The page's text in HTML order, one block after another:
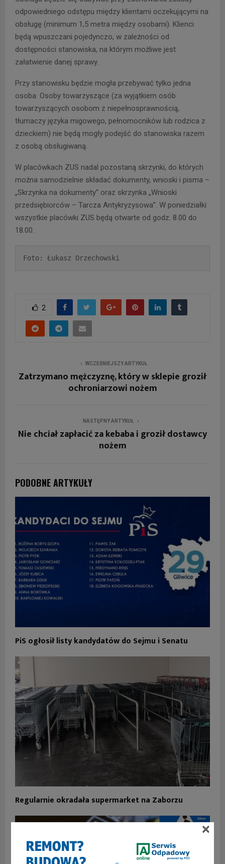
odpowiedniego odstępu między klientami oczekującymi na
obsługę (minimum 1,5 metra między osobami). Klienci
będą wpuszczani pojedynczo, w zależności od
dostępności stanowiska, na którym możliwe jest
załatwienie danej sprawy.
Przy stanowisku będzie mogła przebywać tylko jedna
osoba. Osoby towarzyszące (za wyjątkiem osób
towarzyszących osobom z niepełnosprawnością,
tłumaczy języka migowego, pełnomocników lub rodzica z
dzieckiem) nie będą mogły podejść do stanowiska razem
z osobą obsługiwaną.
W placówkach ZUS nadal pozostaną skrzynki, do których
można samodzielnie składać dokumenty, wnioski i pisma –
„Skrzynka na dokumenty” oraz skrzynka „Wnioski
przedsiębiorców – Tarcza Antykryzysowa”. W poniedziałki
wszystkie placówki ZUS będą otwarte od godz. 8.00 do
18.00.
Foto: Łukasz Orzechowski
2
WCZEŚNIEJSZY ARTYKUŁ
Zatrzymano mężczyznę, który w sklepie groził
ochroniarzowi nożem
NASTĘPNY ARTYKUŁ
Nie chciał zapłacić za kebaba i groził dostawcy
nożem
PODOBNE ARTYKUŁY
PiS ogłosił listy kandydatów do Sejmu i Senatu
Regularnie okradała supermarket na Zaborzu
×